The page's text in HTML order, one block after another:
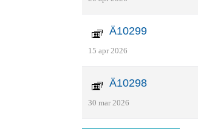
Ä10299
15 apr 2026
Ä10298
30 mar 2026